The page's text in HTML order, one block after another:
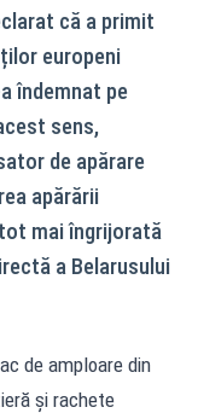
că a primit
europeni
îndemnat pe
sens,
de apărare
apărării
mai îngrijorată
a Belarusului
de amploare din
și rachete